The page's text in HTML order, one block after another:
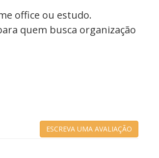
office ou estudo.
quem busca organização
ESCREVA UMA AVALIAÇÃO